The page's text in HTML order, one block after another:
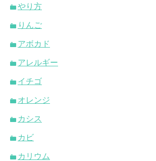
やり方
りんご
アボカド
アレルギー
イチゴ
オレンジ
カシス
カビ
カリウム